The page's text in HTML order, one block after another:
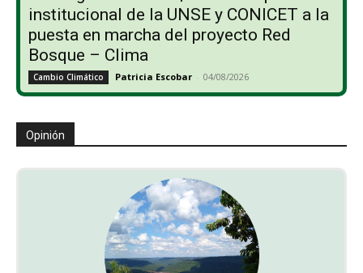
institucional de la UNSE y CONICET a la
puesta en marcha del proyecto Red
Bosque – Clima
Cambio Climático Patricia Escobar - 04/08/2026
Opinión